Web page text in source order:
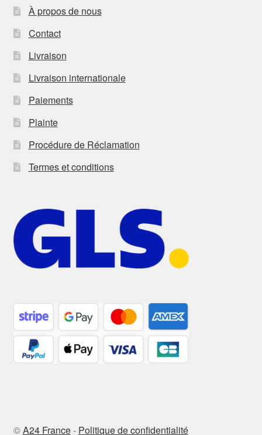
À propos de nous
Contact
Livraison
Livraison internationale
Paiements
Plainte
Procédure de Réclamation
Termes et conditions
©A24 France- Politique de confidentialité